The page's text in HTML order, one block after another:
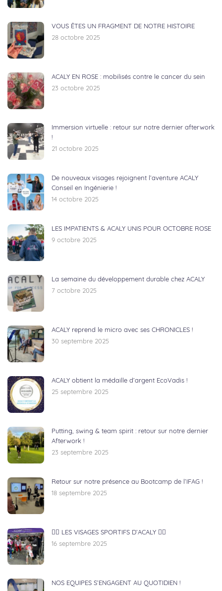
VOUS ÊTES UN FRAGMENT DE NOTRE HISTOIRE
28 octobre 2025
ACALY EN ROSE : mobilisés contre le cancer du sein
23 octobre 2025
Immersion virtuelle : retour sur notre dernier afterwork
!
21 octobre 2025
De nouveaux visages rejoignent l’aventure ACALY
Conseil en Ingénierie !
14 octobre 2025
LES IMPATIENTS & ACALY UNIS POUR OCTOBRE ROSE
9 octobre 2025
La semaine du développement durable chez ACALY
7 octobre 2025
ACALY reprend le micro avec ses CHRONICLES !
30 septembre 2025
ACALY obtient la médaille d’argent EcoVadis !
25 septembre 2025
Putting, swing & team spirit : retour sur notre dernier
Afterwork !
23 septembre 2025
Retour sur notre présence au Bootcamp de l’IFAG !
18 septembre 2025
🏃‍♂️ LES VISAGES SPORTIFS D’ACALY 🚴‍♀️
16 septembre 2025
NOS EQUIPES S’ENGAGENT AU QUOTIDIEN !